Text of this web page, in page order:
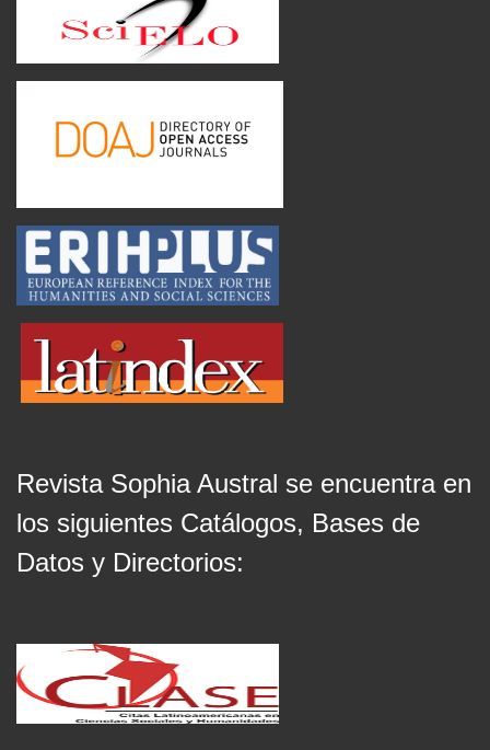
Revista Sophia Austral se encuentra en
los siguientes Catálogos, Bases de
Datos y Directorios: